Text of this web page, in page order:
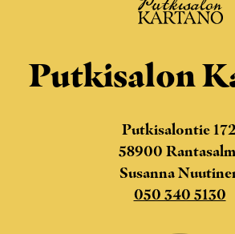
Putkisalon
Putkisalontie
58900
Susanna
050 340 5130